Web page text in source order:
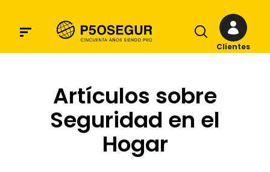
Clientes
Artículos sobre
Seguridad en el
Hogar